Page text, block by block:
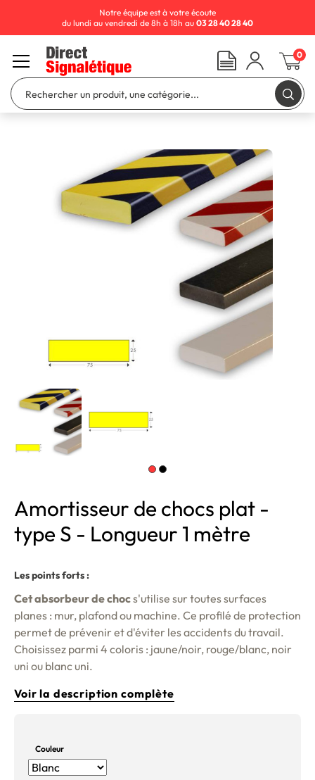
Amortisseur de chocs plat -
type S - Longueur 1 mètre
Les points forts :
Cet absorbeur de chocs'utilise sur toutes surfaces
planes : mur, plafond ou machine. Ce profilé de protection
permet de prévenir et d'éviter les accidents du travail.
Choisissez parmi 4 coloris : jaune/noir, rouge/blanc, noir
uni ou blanc uni.
Voir la description complète
Couleur
Notre équipe est à votre écoute
du lundi au vendredi de 8h à 18h au 03 28 40 28 40
0